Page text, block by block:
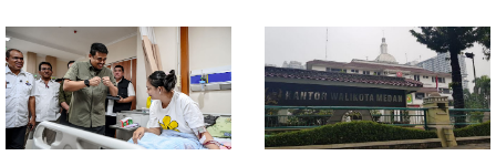
Pilar Menjaga Kamtibmas